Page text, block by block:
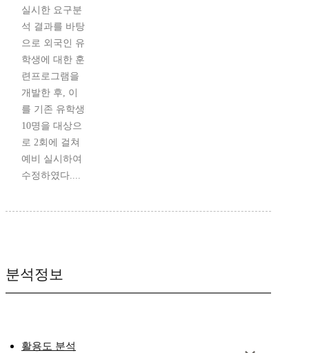
실시한 요구분
석 결과를 바탕
으로 외국인 유
학생에 대한 훈
련프로그램을
개발한 후, 이
를 기존 유학생
10명을 대상으
로 2회에 걸쳐
예비 실시하여
수정하였다....
분석정보
활용도 분석